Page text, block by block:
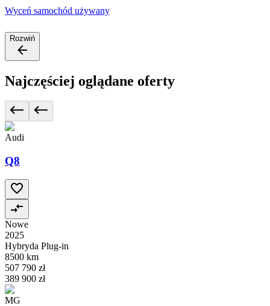
Wyceń samochód używany
Rozwiń
Najczęściej oglądane oferty
Audi
Q8
Nowe
2025
Hybryda Plug-in
8500 km
507 790 zł
389 900 zł
MG